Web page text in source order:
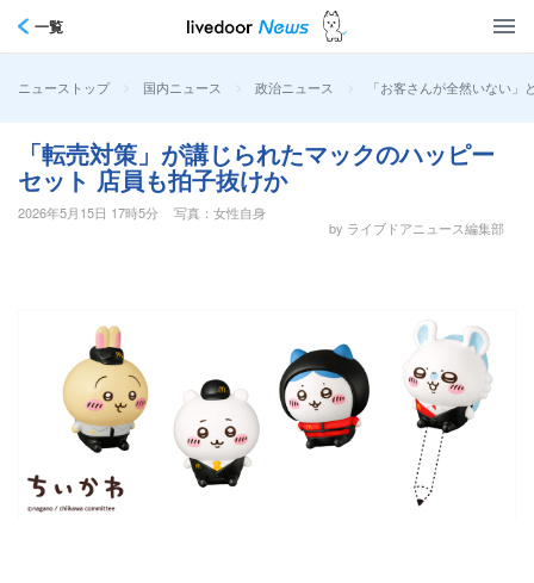
一覧
ニューストップ > 国内ニュース > 政治ニュース > 「お客さんが全然いない
「転売対策」が講じられたマックのハッピー
セット 店員も拍子抜けか
2026年5月15日 17時5分
写真：女性自身
by ライブドアニュース編集部